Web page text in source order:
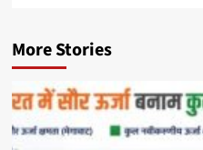
More Stories